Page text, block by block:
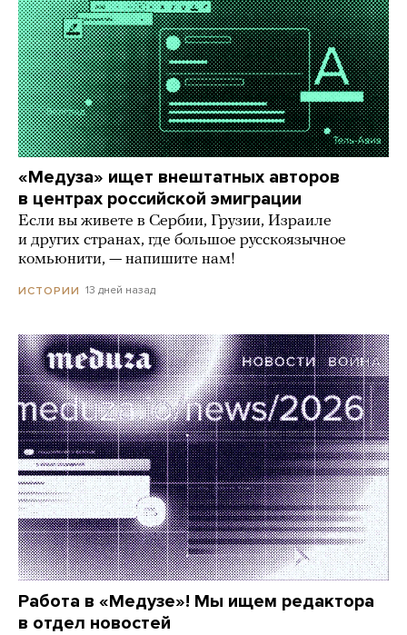
«Медуза» ищет внештатных авторов
в центрах российской эмиграции
Если вы живете в Сербии, Грузии, Израиле
и других странах, где большое русскоязычное
комьюнити, — напишите нам!
ИСТОРИИ 13 дней назад
Работа в «Медузе»! Мы ищем редактора
в отдел новостей